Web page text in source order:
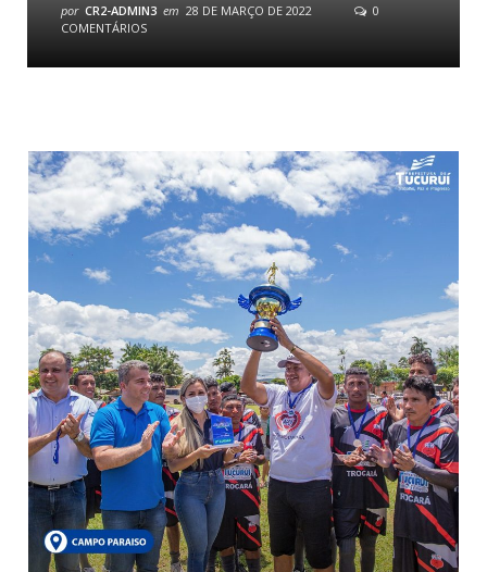
por CR2-ADMIN3 em 28 DE MARÇO DE 2022
0
COMENTÁRIOS